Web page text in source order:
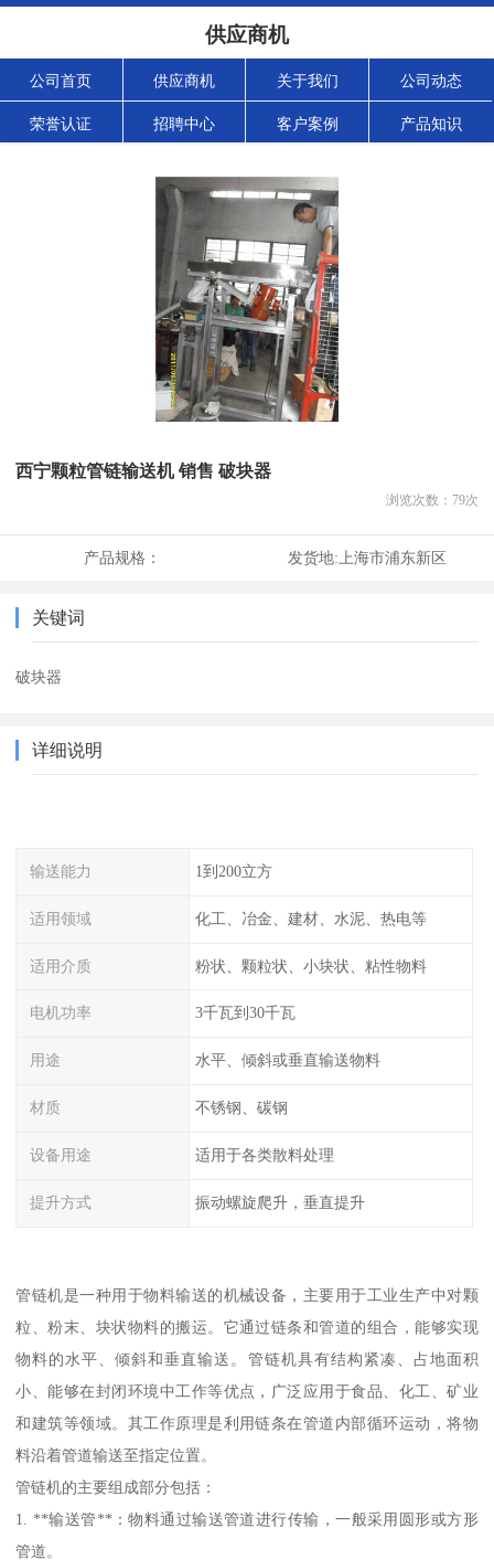
供应商机
公司首页 供应商机 关于我们 公司动态
荣誉认证 招聘中心 客户案例 产品知识
西宁颗粒管链输送机 销售 破块器
浏览次数： 79次
产品规格： 发货地: 上海市浦东新区
关键词
破块器
详细说明
输送能力 1到200立方
适用领域 化工、冶金、建材、水泥、热电等
适用介质 粉状、颗粒状、小块状、粘性物料
电机功率 3千瓦到30千瓦
用途 水平、倾斜或垂直输送物料
材质 不锈钢、碳钢
设备用途 适用于各类散料处理
提升方式 振动螺旋爬升，垂直提升
管链机是一种用于物料输送的机械设备，主要用于工业生产中对颗
粒、粉末、块状物料的搬运。它通过链条和管道的组合，能够实现
物料的水平、倾斜和垂直输送。管链机具有结构紧凑、占地面积
小、能够在封闭环境中工作等优点，广泛应用于食品、化工、矿业
和建筑等领域。其工作原理是利用链条在管道内部循环运动，将物
料沿着管道输送至指定位置。
管链机的主要组成部分包括：
1. **输送管**：物料通过输送管道进行传输，一般采用圆形或方形
管道。